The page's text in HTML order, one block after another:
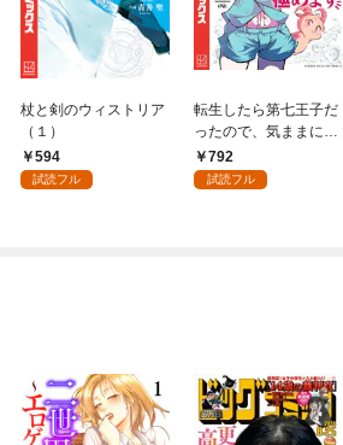
杖と剣のウィストリア
（１）
594
試読フル
転生したら第七王子だ
ったので、気ままに魔
術を極めます（１）
792
試読フル